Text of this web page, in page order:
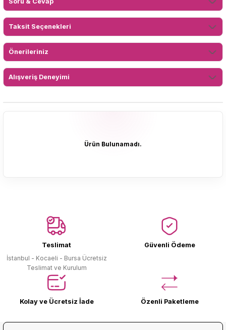
Taksit Seçenekleri
Önerileriniz
Alışveriş Deneyimi
Ürün Bulunamadı.
Teslimat
İstanbul - Kocaeli - Bursa Ücretsiz
Teslimat ve Kurulum
Güvenli Ödeme
Kolay ve Ücretsiz İade Özenli Paketleme